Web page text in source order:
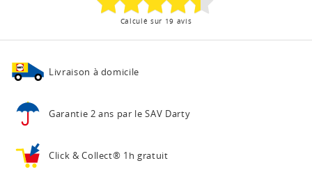
Calculé sur 19 avis
Livraison à domicile
Garantie 2 ans par le SAV Darty
Click & Collect® 1h gratuit